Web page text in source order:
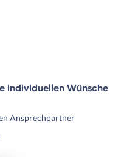
individuellen Wünsche
Ansprechpartner